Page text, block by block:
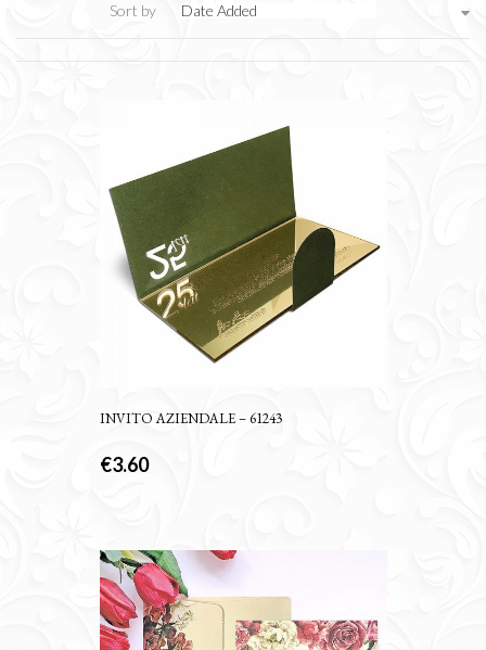
Sort by Date Added
INVITO AZIENDALE – 61243
€3.60